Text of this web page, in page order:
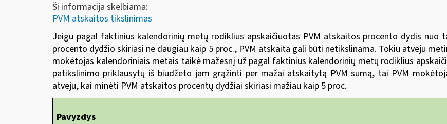
Ši informacija skelbiama:
PVM atskaitos tikslinimas
Jeigu pagal faktinius kalendorinių metų rodiklius apskaičiuotas PVM atskaitos procento dydis nuo
procento dydžio skiriasi ne daugiau kaip 5 proc., PVM atskaita gali būti netikslinama. Tokiu atveju
mokėtojas kalendoriniais metais taikė mažesnį už pagal faktinius kalendorinių metų rodiklius
patikslinimo priklausytų iš biudžeto jam grąžinti per mažai atskaitytą PVM sumą, tai PVM
atveju, kai minėti PVM atskaitos procentų dydžiai skiriasi mažiau kaip 5 proc.
Pavyzdys